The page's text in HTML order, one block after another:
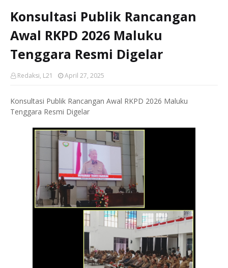
Konsultasi Publik Rancangan
Awal RKPD 2026 Maluku
Tenggara Resmi Digelar
Redaksi, L21 April 27, 2025
Konsultasi Publik Rancangan Awal RKPD 2026 Maluku
Tenggara Resmi Digelar